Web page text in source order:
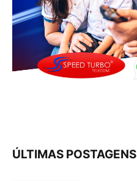
ÚLTIMAS POSTAGENS